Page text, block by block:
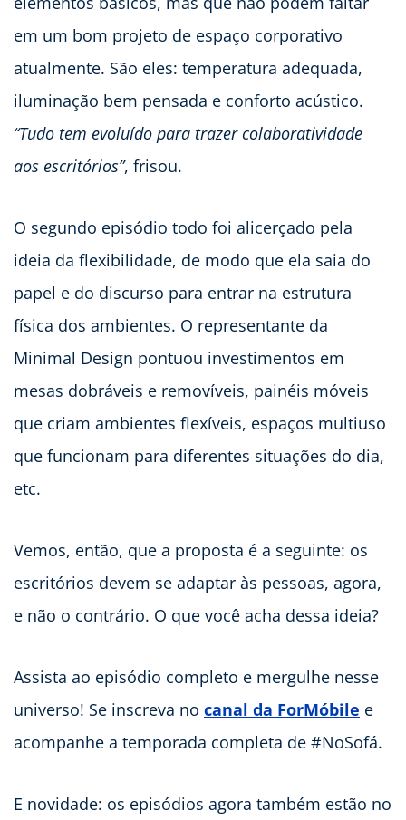
em um bom projeto de espaço corporativo
atualmente. São eles: temperatura adequada,
iluminação bem pensada e conforto acústico.
“Tudo tem evoluído para trazer colaboratividade
aos escritórios”, frisou.
O segundo episódio todo foi alicerçado pela
ideia da flexibilidade, de modo que ela saia do
papel e do discurso para entrar na estrutura
física dos ambientes. O representante da
Minimal Design pontuou investimentos em
mesas dobráveis e removíveis, painéis móveis
que criam ambientes flexíveis, espaços multiuso
que funcionam para diferentes situações do dia,
etc.
Vemos, então, que a proposta é a seguinte: os
escritórios devem se adaptar às pessoas, agora,
e não o contrário. O que você acha dessa ideia?
Assista ao episódio completo e mergulhe nesse
universo! Se inscreva no canal da ForMóbile e
acompanhe a temporada completa de #NoSofá.
E novidade: os episódios agora também estão no